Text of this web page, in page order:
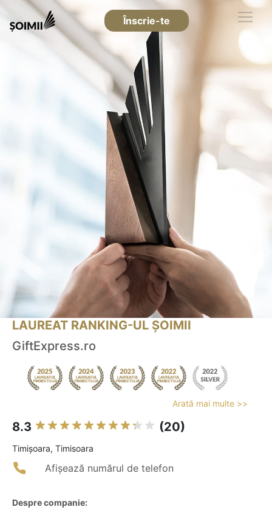
Înscrie-te
LAUREAT RANKING-UL ȘOIMII
GiftExpress.ro
Arată mai multe >>
8.3 (20)
Timişoara, Timisoara
Afișează numărul de telefon
Despre companie: